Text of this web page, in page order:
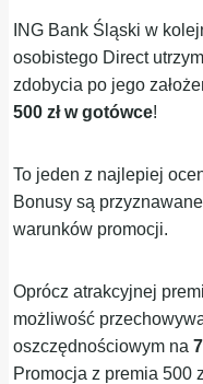
ING Bank Śląski w
osobistego Direct
zdobycia po jego
500 zł w gotówce!
To jeden z najlepiej
Bonusy są
warunków promocji.
Oprócz atrakcyjnej
możliwość
oszczędnościowym na
Promocja z premia 500